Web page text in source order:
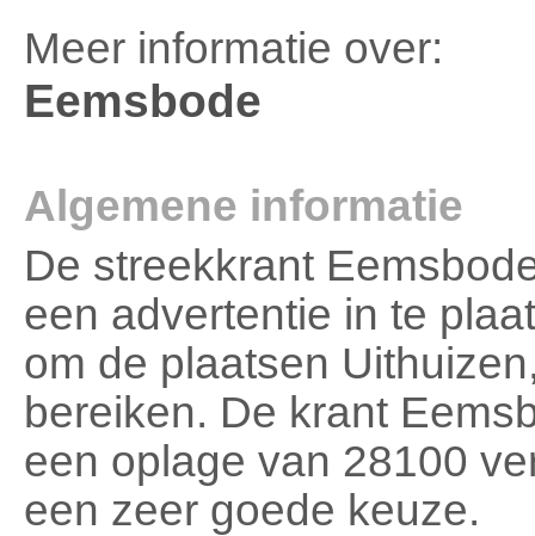
Meer informatie over:
Eemsbode
Algemene informatie
De streekkrant
een advertentie in te
om de plaatsen
bereiken. De krant
een oplage van 28100
een zeer goede keuze.